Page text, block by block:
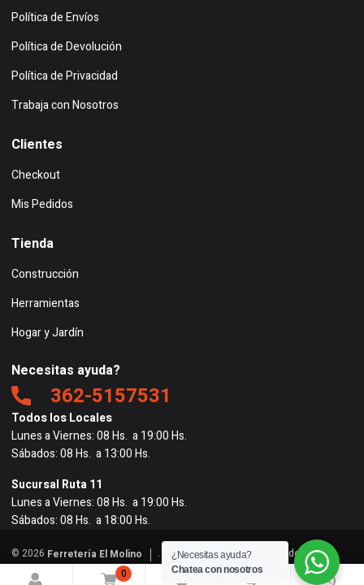
0 0
Política de Envíos
Política de Devolución
Política de Privacidad
Trabaja con Nosotros
Clientes
Checkout
Mis Pedidos
Tienda
Construcción
Herramientas
Hogar y Jardín
Necesitas ayuda?
362-5157531
Todos los Locales
Lunes a Viernes: 08 Hs. a 19:00 Hs.
Sábados: 08 Hs. a 13:00 Hs.
Sucursal Ruta 11
Lunes a Viernes: 08 Hs. a 19:00 Hs.
Sábados: 08 Hs. a 18:00 Hs.
© 2026 Ferretería El Molino
. Todos los derechos reservados. |
Powered by
BigRedes
¿Necesitas ayuda?
Chatea con nosotros